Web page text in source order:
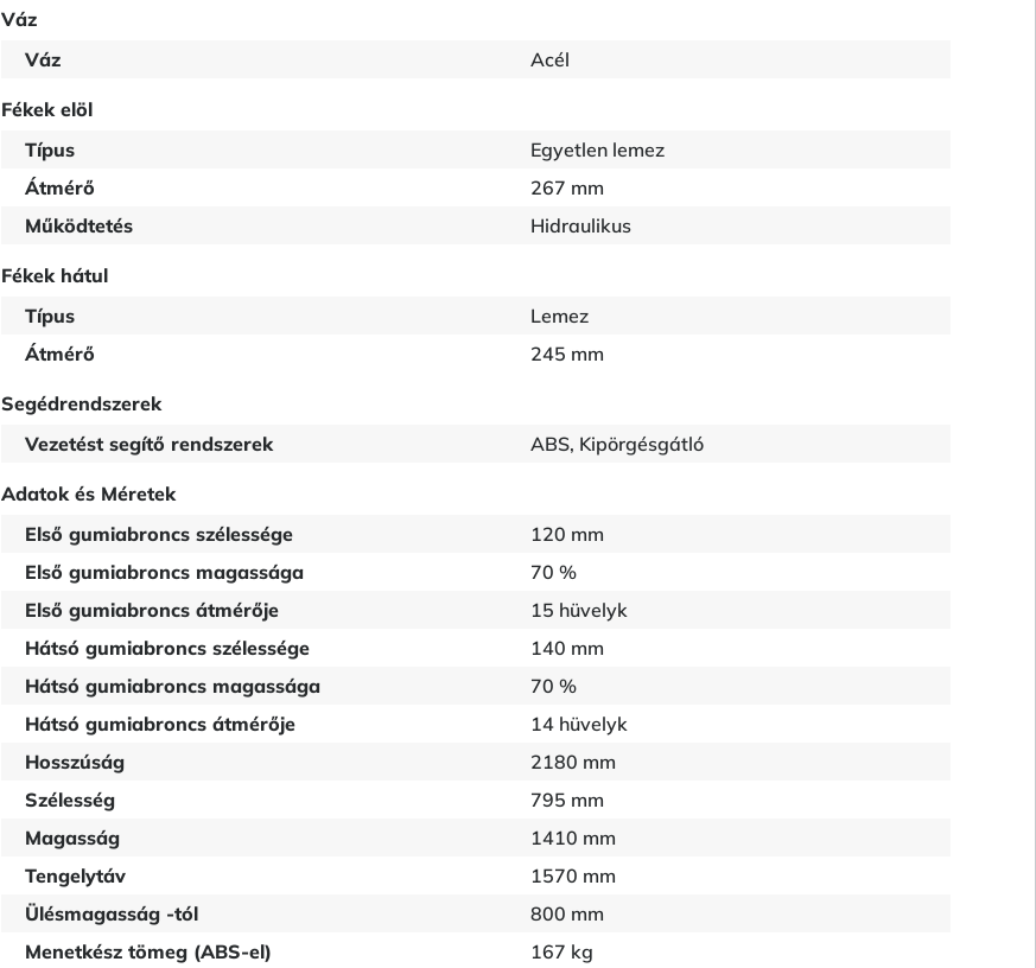
Váz
Váz
Acél
Fékek elöl
Típus
Egyetlen lemez
Átmérő
267 mm
Működtetés
Hidraulikus
Fékek hátul
Típus
Lemez
Átmérő
245 mm
Segédrendszerek
Vezetést segítő rendszerek
ABS, Kipörgésgátló
Adatok és Méretek
Első gumiabroncs szélessége
120 mm
Első gumiabroncs magassága
70 %
Első gumiabroncs átmérője
15 hüvelyk
Hátsó gumiabroncs szélessége
140 mm
Hátsó gumiabroncs magassága
70 %
Hátsó gumiabroncs átmérője
14 hüvelyk
Hosszúság
2180 mm
Szélesség
795 mm
Magasság
1410 mm
Tengelytáv
1570 mm
Ülésmagasság -tól
800 mm
Menetkész tömeg (ABS-el)
167 kg